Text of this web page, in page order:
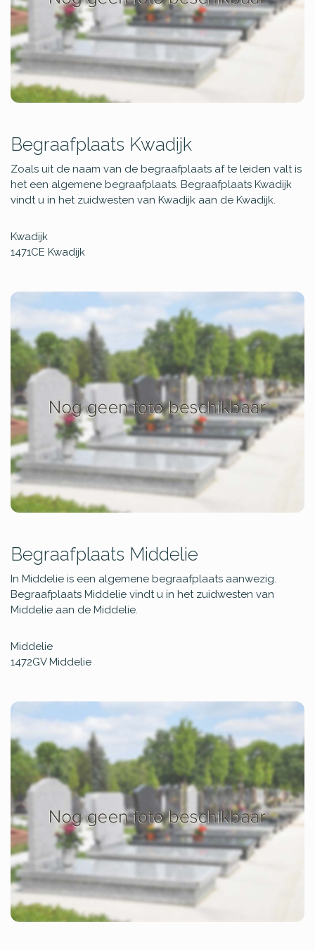
Begraafplaats Kwadijk
Zoals uit de naam van de begraafplaats af te leiden valt is
het een algemene begraafplaats. Begraafplaats Kwadijk
vindt u in het zuidwesten van Kwadijk aan de Kwadijk.
Kwadijk
1471CE Kwadijk
Begraafplaats Middelie
In Middelie is een algemene begraafplaats aanwezig.
Begraafplaats Middelie vindt u in het zuidwesten van
Middelie aan de Middelie.
Middelie
1472GV Middelie